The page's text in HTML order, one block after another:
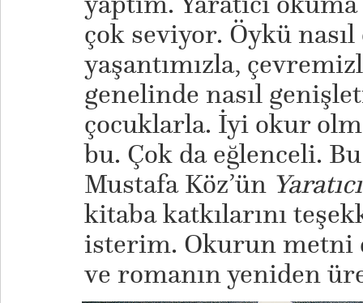
çok seviyor. Öykü
yaşantımızla,
genelinde nasıl
çocuklarla. İyi okur
bu. Çok da eğlenceli.
Mustafa Köz’ün
kitaba katkılarını
isterim. Okurun metni
ve romanın yeniden